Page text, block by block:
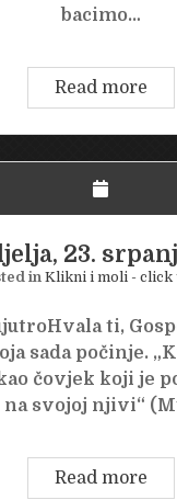
bacimo…
Read more
24.
23.
in Klikni i moli - click
ti,
sada počinje.
čovjek koji je
na svojoj njivi“
Read more